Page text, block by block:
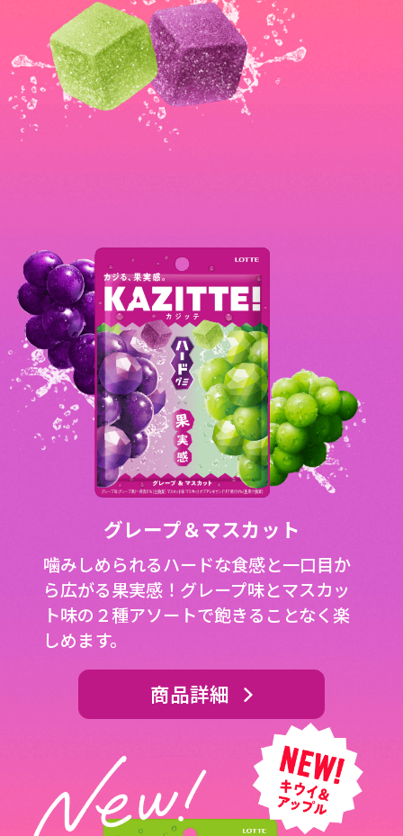
グレープ＆マスカット
噛みしめられるハードな食感と一口目か
ら広がる果実感！グレープ味とマスカッ
ト味の２種アソートで飽きることなく楽
しめます。
商品詳細